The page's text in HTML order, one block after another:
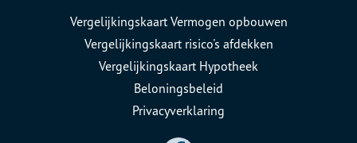
Vergelijkingskaart Vermogen opbouwen
Vergelijkingskaart risico's afdekken
Vergelijkingskaart Hypotheek
Beloningsbeleid
Privacyverklaring